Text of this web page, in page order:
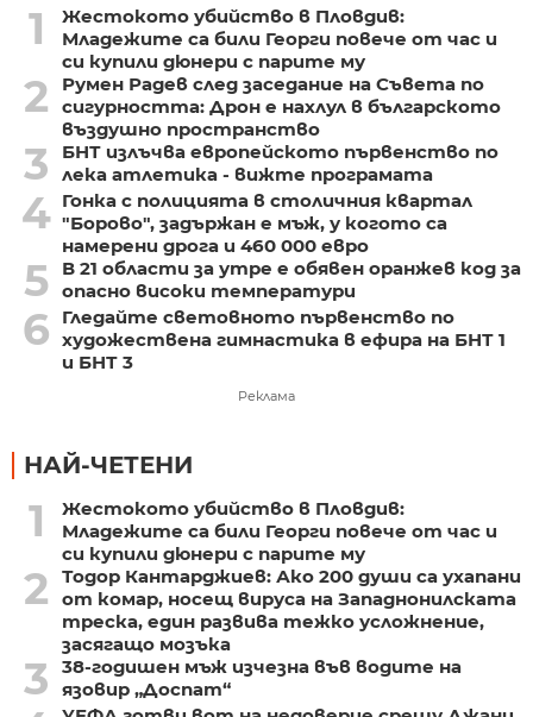
1
Жестокото убийство в Пловдив:
Младежите са били Георги повече от час и
си купили дюнери с парите му
2
Румен Радев след заседание на Съвета по
сигурността: Дрон е нахлул в българското
въздушно пространство
3
БНТ излъчва европейското първенство по
лека атлетика - вижте програмата
4 Гонка с полицията в столичния квартал
"Борово", задържан е мъж, у когото са
намерени дрога и 460 000 евро
5
В 21 области за утре е обявен оранжев код за
опасно високи температури
6
Гледайте световното първенство по
художествена гимнастика в ефира на БНТ 1
и БНТ 3
Реклама
НАЙ-ЧЕТЕНИ
1
Жестокото убийство в Пловдив:
Младежите са били Георги повече от час и
си купили дюнери с парите му
2
Тодор Кантарджиев: Ако 200 души са ухапани
от комар, носещ вируса на Западнонилската
треска, един развива тежко усложнение,
засягащо мозъка
3
38-годишен мъж изчезна във водите на
язовир „Доспат“